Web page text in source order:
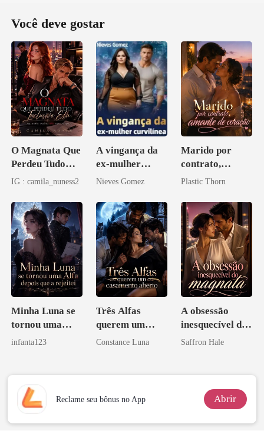
Você deve gostar
O Magnata Que
Perdeu Tudo
Inclusive Ela
IG : camila_nuness2
A vingança da
ex-mulher
curvilínea
Nieves Gomez
Marido por
contrato,
amante de
Plastic Thorn
Minha Luna se
tornou uma
Alfa depois que
infanta123
Três Alfas
querem um
casamento
Constance Luna
A obsessão
inesquecível do
magnata
Saffron Hale
Reclame seu bônus no App Abrir